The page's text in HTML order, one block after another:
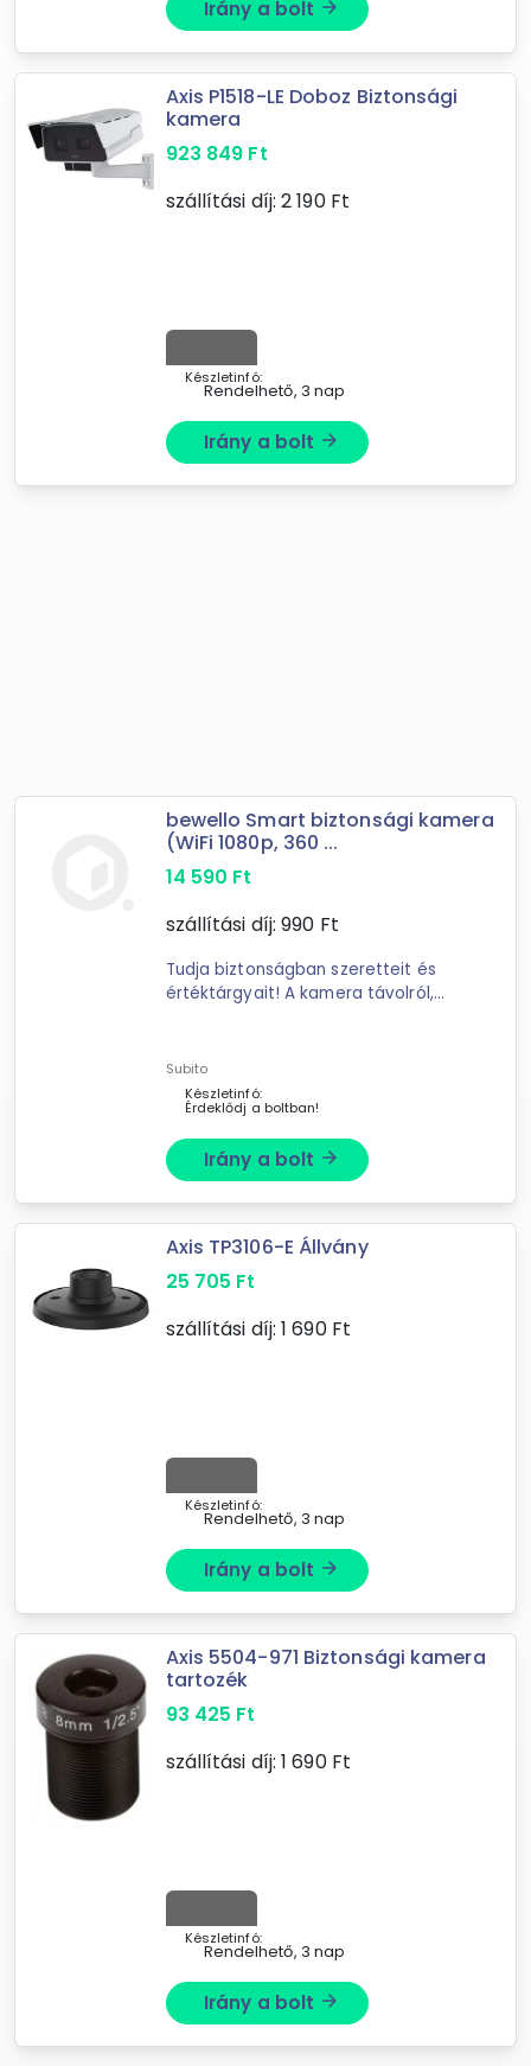
Irány a bolt arrow_forward
Axis P1518-LE Doboz Biztonsági
kamera
923 849 Ft
szállítási díj: 2 190Ft
Készletinfó:
Rendelhető, 3 nap
Irány a bolt arrow_forward
bewello Smart biztonsági kamera
(WiFi 1080p, 360 ...
14 590 Ft
szállítási díj: 990 Ft
Tudja biztonságban szeretteit és
értéktárgyait! A kamera távolról,
megfigyelés alatt tarthatja. Idális
lehet ...
Subito
Készletinfó:
Érdeklődj a boltban!
Irány a bolt arrow_forward
Axis TP3106-E Állvány
25 705 Ft
szállítási díj: 1 690Ft
Készletinfó:
Rendelhető, 3 nap
Irány a bolt arrow_forward
Axis 5504-971 Biztonsági kamera
tartozék
93 425 Ft
szállítási díj: 1 690Ft
Készletinfó:
Rendelhető, 3 nap
Irány a bolt arrow_forward